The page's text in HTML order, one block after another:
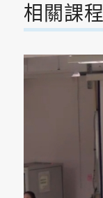
相關課程